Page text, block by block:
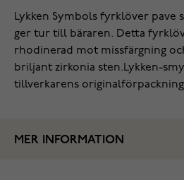
Lykken Symbols fyrklöver pave
ger tur till bäraren. Detta
rhodinerad mot missfärgning
briljant zirkonia sten.Lykken-
tillverkarens
MER INFORMATION